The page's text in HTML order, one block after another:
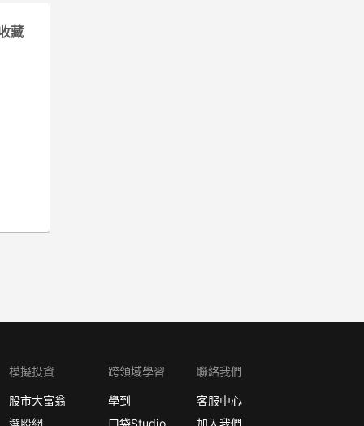
藏
模擬投資
股市大富翁
選股網
跨領域學習
學到
口袋Studio
聯絡我們
客服中心
加入我們